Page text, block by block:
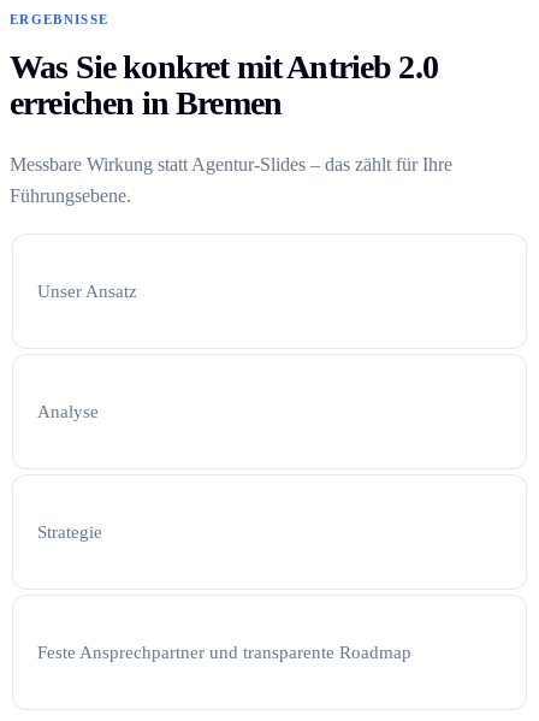
ERGEBNISSE
Was Sie konkret mit Antrieb 2.0
erreichen in Bremen
Messbare Wirkung statt Agentur-Slides – das zählt für Ihre
Führungsebene.
Unser Ansatz
Analyse
Strategie
Feste Ansprechpartner und transparente Roadmap